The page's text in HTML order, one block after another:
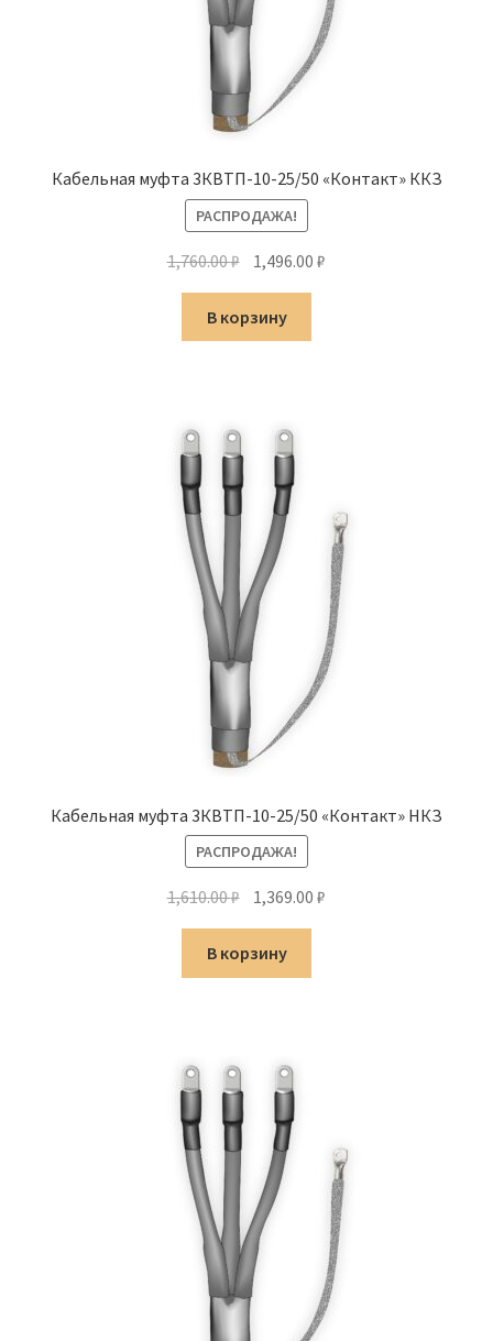
Кабельная муфта 3КВТП-10-25/50 «Контакт» ККЗ
РАСПРОДАЖА!
1,760.00₽ Первоначальная
составляла
1,760.00 ₽.
1,496.00₽
В корзину
Кабельная муфта 3КВТП-10-25/50 «Контакт» НКЗ
РАСПРОДАЖА!
1,610.00₽ Первоначальная
цена
составляла
1,610.00 ₽.
1,369.00₽
В корзину